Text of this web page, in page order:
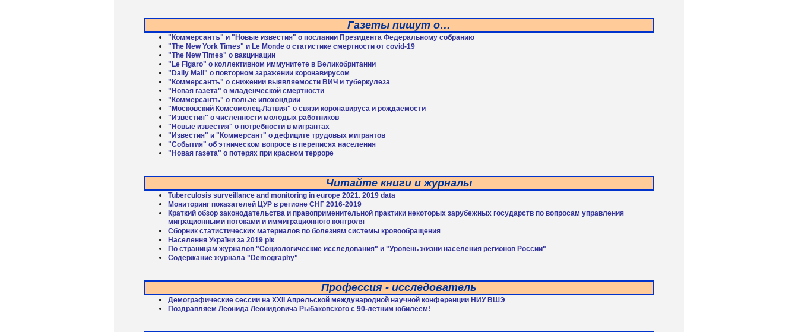
Газеты пишут о…
"Коммерсантъ" и "Новые известия" о послании Президента Федеральному собранию
"The New York Times" и Le Monde о статистике смертности от covid-19
"The New Times" о вакцинации
"Le Figaro" о коллективном иммунитете в Великобритании
"Daily Mail" о повторном заражении коронавирусом
"Коммерсантъ" о снижении выявляемости ВИЧ и туберкулеза
"Новая газета" о младенческой смертности
"Коммерсантъ" о пользе ипохондрии
"Московский Комсомолец-Латвия" о связи коронавируса и рождаемости
"Известия" о численности молодых работников
"Новые известия" о потребности в мигрантах
"Известия" и "Коммерсант" о дефиците трудовых мигрантов
"События" об этническом вопросе в переписях населения
"Новая газета" о потерях при красном терроре
Читайте книги и журналы
Tuberculosis surveillance and monitoring in europe 2021. 2019 data
Мониторинг показателей ЦУР в регионе СНГ 2016-2019
Краткий обзор законодательства и правоприменительной практики некоторых зарубежных государств по вопросам управления
миграционными потоками и иммиграционного контроля
Сборник статистических материалов по болезням системы кровообращения
Населення України за 2019 рік
По страницам журналов "Социологические исследования" и "Уровень жизни населения регионов России"
Содержание журнала "Demography"
Профессия - исследователь
Демографические сессии на XXII Апрельской международной научной конференции НИУ ВШЭ
Поздравляем Леонида Леонидовича Рыбаковского с 90-летним юбилеем!